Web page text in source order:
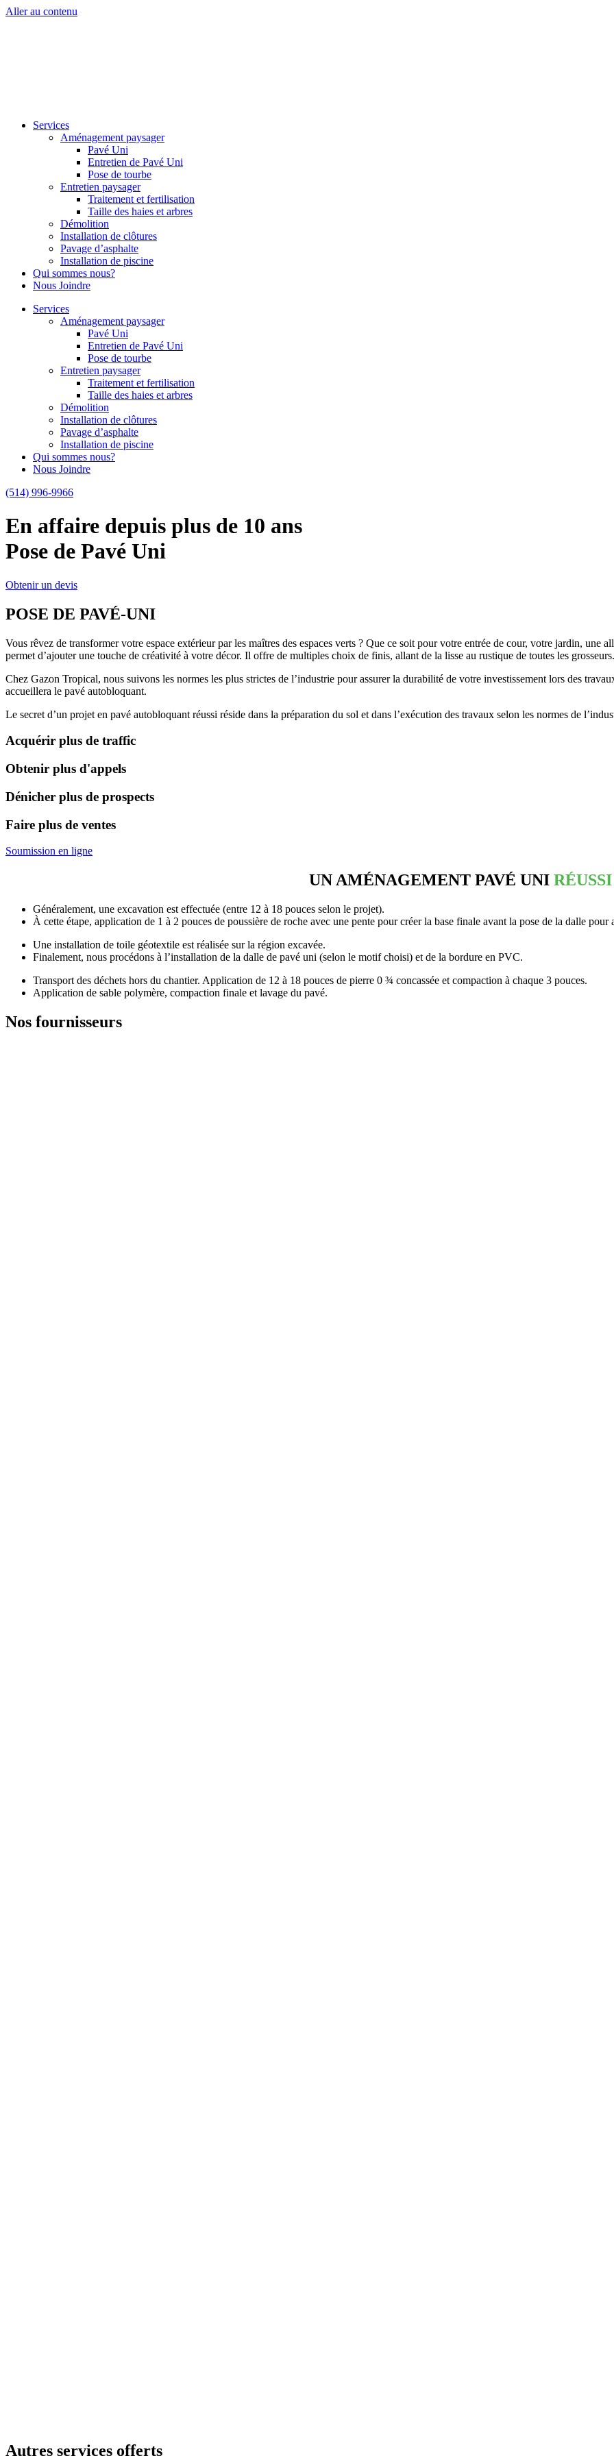
Aller au contenu
Services
Aménagement paysager
Pavé Uni
Entretien de Pavé Uni
Pose de tourbe
Entretien paysager
Traitement et fertilisation
Taille des haies et arbres
Démolition
Installation de clôtures
Pavage d’asphalte
Installation de piscine
Qui sommes nous?
Nous Joindre
Services
Aménagement paysager
Pavé Uni
Entretien de Pavé Uni
Pose de tourbe
Entretien paysager
Traitement et fertilisation
Taille des haies et arbres
Démolition
Installation de clôtures
Pavage d’asphalte
Installation de piscine
Qui sommes nous?
Nous Joindre
(514) 996-9966
En affaire depuis plus de 10 ans
Pose de Pavé Uni
Obtenir un devis
POSE DE PAVÉ-UNI
Vous rêvez de transformer votre espace extérieur par les maîtres des espaces verts ? Que ce soit pour votre entrée de cour, votre jardin, une
permet d’ajouter une touche de créativité à votre décor. Il offre de multiples choix de finis, allant de la lisse au rustique de toutes les grosseurs.
Chez Gazon Tropical, nous suivons les normes les plus strictes de l’industrie pour assurer la durabilité de votre investissement lors des
accueillera le pavé autobloquant.
Le secret d’un projet en pavé autobloquant réussi réside dans la préparation du sol et dans l’exécution des travaux selon les normes de
Acquérir plus de traffic
Obtenir plus d'appels
Dénicher plus de prospects
Faire plus de ventes
Soumission en ligne
UN AMÉNAGEMENT PAVÉ UNI RÉUSSI
Généralement, une excavation est effectuée (entre 12 à 18 pouces selon le projet).
À cette étape, application de 1 à 2 pouces de poussière de roche avec une pente pour créer la base finale avant la pose de la dalle pour
Une installation de toile géotextile est réalisée sur la région excavée.
Finalement, nous procédons à l’installation de la dalle de pavé uni (selon le motif choisi) et de la bordure en PVC.
Transport des déchets hors du chantier. Application de 12 à 18 pouces de pierre 0 ¾ concassée et compaction à chaque 3 pouces.
Application de sable polymère, compaction finale et lavage du pavé.
Nos fournisseurs
Autres services offerts